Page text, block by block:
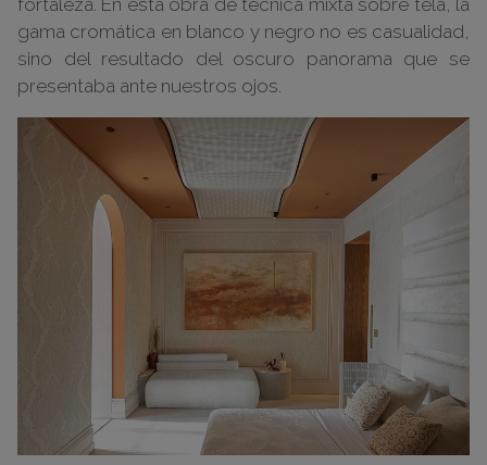
gama cromática en blanco y negro no es casualidad,
sino del resultado del oscuro panorama que se
presentaba ante nuestros ojos.